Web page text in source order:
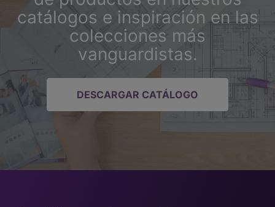
catálogos e inspiración en las
colecciones más
vanguardistas.
DESCARGAR CATÁLOGO